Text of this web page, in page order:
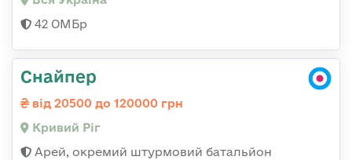
42 ОМБр
Снайпер
від 20500 до 120000 грн
Кривий Ріг
Арей, окремий штурмовий батальйон